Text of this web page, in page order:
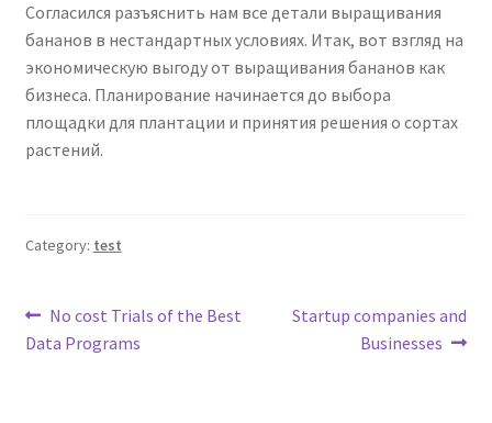
Согласился разъяснить нам все детали выращивания
бананов в нестандартных условиях. Итак, вот взгляд на
экономическую выгоду от выращивания бананов как
бизнеса. Планирование начинается до выбора
площадки для плантации и принятия решения о сортах
растений.
Category: test
Post
navigation
Previous
post:
No cost Trials of the Best
Data Programs
Next
Startup companies and
Businesses